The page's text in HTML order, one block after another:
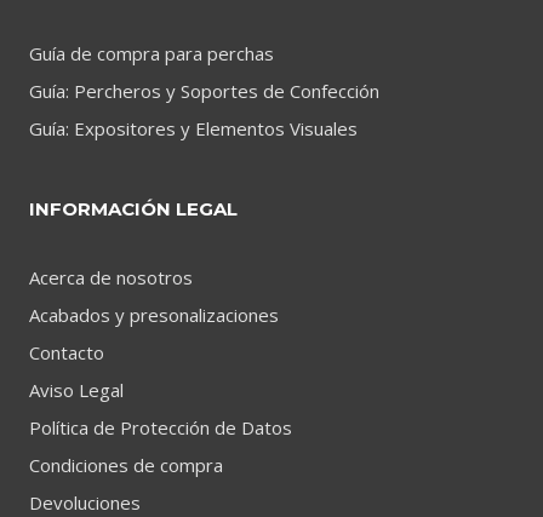
Guía de compra para perchas
Guía: Percheros y Soportes de Confección
Guía: Expositores y Elementos Visuales
INFORMACIÓN LEGAL
Acerca de nosotros
Acabados y presonalizaciones
Contacto
Aviso Legal
Política de Protección de Datos
Condiciones de compra
Devoluciones